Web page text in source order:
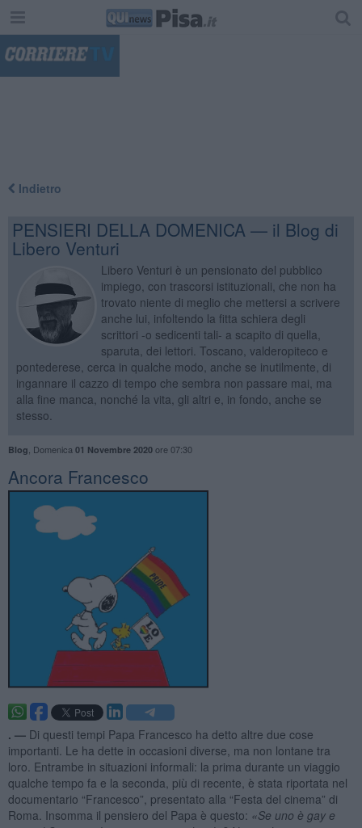
Indietro
PENSIERI DELLA DOMENICA — il Blog di
Libero Venturi
Libero Venturi è un pensionato del pubblico
impiego, con trascorsi istituzionali, che non ha
trovato niente di meglio che mettersi a scrivere
anche lui, infoltendo la fitta schiera degli
scrittori -o sedicenti tali- a scapito di quella,
sparuta, dei lettori. Toscano, valderopiteco e
pontederese, cerca in qualche modo, anche se inutilmente, di
ingannare il cazzo di tempo che sembra non passare mai, ma
alla fine manca, nonché la vita, gli altri e, in fondo, anche se
stesso.
Blog Domenica 01 Novembre 2020ore 07:30
​Ancora Francesco
. — Di questi tempi Papa Francesco ha detto altre due cose
importanti. Le ha dette in occasioni diverse, ma non lontane tra
loro. Entrambe in situazioni informali: la prima durante un viaggio
qualche tempo fa e la seconda, più di recente, è stata riportata nel
documentario “Francesco”, presentato alla “Festa del cinema” di
Roma. Insomma il pensiero del Papa è questo: «Se uno è gay e